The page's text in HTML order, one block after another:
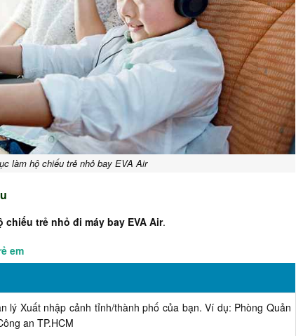
làm hộ chiếu trẻ nhỏ bay EVA Air
chiếu trẻ nhỏ đi máy bay EVA Air.
em
lý Xuất nhập cảnh tỉnh/thành phố của bạn. Ví dụ: Phòng Quản
an TP.HCM